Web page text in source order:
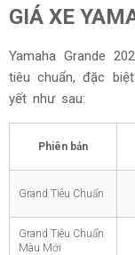
GIÁ XE
Yamaha Grande
tiêu chuẩn, đặc
yết như sau:
Phiên bản
Grand Tiêu Chuẩn
Grand Tiêu Chuẩn
Màu Mới